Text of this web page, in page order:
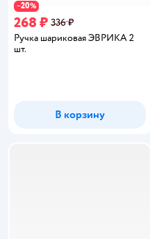
−20%
268 ₽ 336 ₽
Ручка шариковая ЭВРИКА 2
шт.
В корзину